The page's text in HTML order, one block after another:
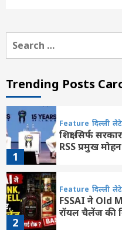
Search
for:
Trending Posts
7
कसडोल छत्तीसगढ़
शक्ति केंद्रों में
1
Feature दिल्ली
शिक्षा सिर्फ
RSS प्रमुख
2
Feature दिल्ली
FSSAI ने Old
रॉयल चैलेंज की